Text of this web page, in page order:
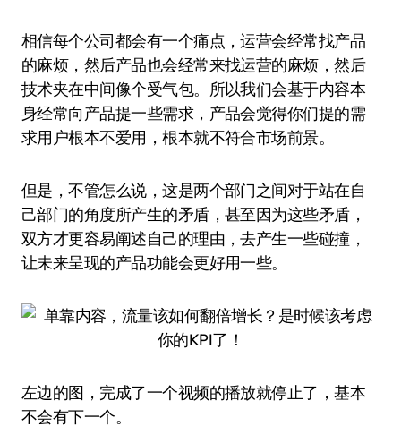
相信每个公司都会有一个痛点，运营会经常找产品
的麻烦，然后产品也会经常来找运营的麻烦，然后
技术夹在中间像个受气包。所以我们会基于内容本
身经常向产品提一些需求，产品会觉得你们提的需
求用户根本不爱用，根本就不符合市场前景。
但是，不管怎么说，这是两个部门之间对于站在自
己部门的角度所产生的矛盾，甚至因为这些矛盾，
双方才更容易阐述自己的理由，去产生一些碰撞，
让未来呈现的产品功能会更好用一些。
左边的图，完成了一个视频的播放就停止了，基本
不会有下一个。